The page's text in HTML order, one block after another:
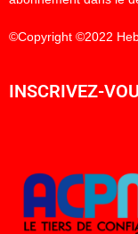
©Copyright ©2022
INSCRIVEZ-